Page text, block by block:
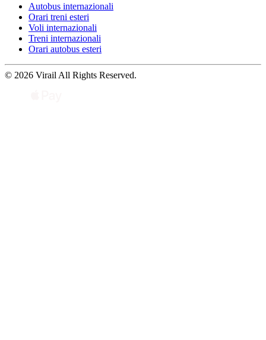
Autobus internazionali
Orari treni esteri
Voli internazionali
Treni internazionali
Orari autobus esteri
© 2026 Virail All Rights Reserved.